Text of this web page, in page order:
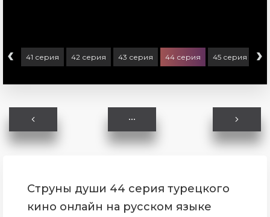
‹ 41 серия 42 серия 43 серия 44 серия 45 серия ›
Струны души 44 серия турецкого
кино онлайн на русском языке